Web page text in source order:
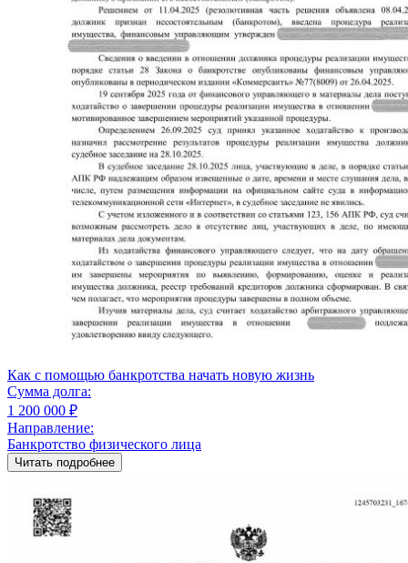
Как с помощью банкротства начать новую жизнь
Сумма долга:
1 200 000 ₽
Направление:
Банкротство физического лица
Читать подробнее